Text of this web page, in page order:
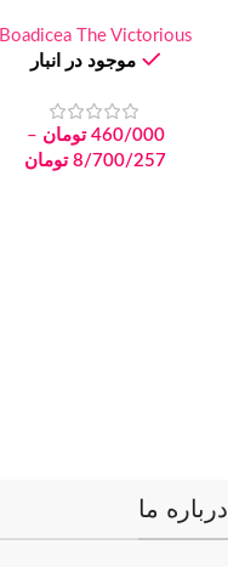
Boadicea The Victorious
موجود در انبار
460/000 تومان –
8/700/257 تومان
درباره ما